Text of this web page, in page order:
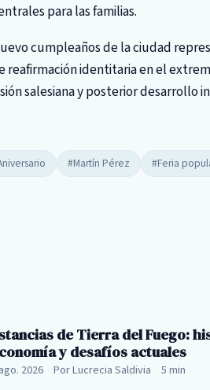
para las familias.
cumpleaños de la ciudad
reafirmación identitaria en el
salesiana y posterior desarrollo
#Martín Pérez #Feria
de Tierra del Fuego:
y desafíos actuales
2026 Por Lucrecia Saldivia 5 min